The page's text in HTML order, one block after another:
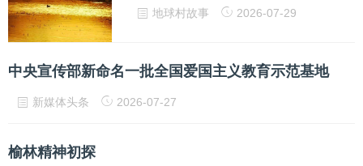
地球村故事 2026-07-29
中央宣传部新命名一批全国爱国主义教育示范基地
新媒体头条 2026-07-27
榆林精神初探